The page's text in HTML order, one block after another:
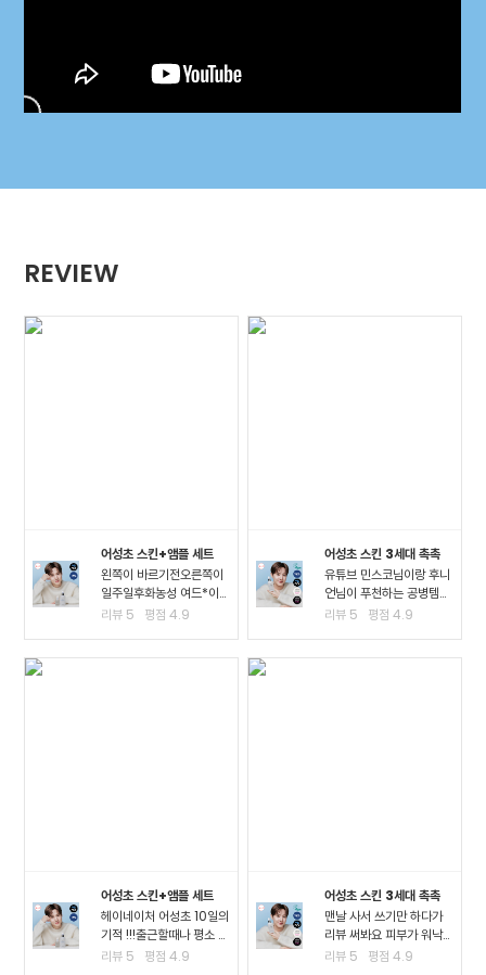
REVIEW
어성초 스킨+앰플 세트
왼쪽이 바르기전오른쪽이
일주일후화농성 여드*이
진짜 많이 진정되고 여드*
리뷰 5 평점4.9
어성초 스킨 3세대 촉촉
유튜브 민스코님이랑 후니
언님이 푸천하는 공병템이
라서 큰 맘먹고 샀는데요!!
리뷰 5 평점4.9
어성초 스킨+앰플 세트
헤이네이처 어성초 10일의
기적 !!!출근할때나 평소 밖
에서 다닐때도 계속 마스
리뷰 5 평점4.9
어성초 스킨 3세대 촉촉
맨날 사서 쓰기만 하다가
리뷰 써봐요 피부가 워낙
여드*성 피부고 툭하면 이
리뷰 5 평점4.9